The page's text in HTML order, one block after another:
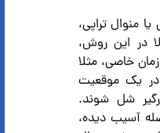
منوال تراپی،
در این روش،
خاصی، مثلا
باید در یک موقعیت
شل شوند.
آسیب دیده،